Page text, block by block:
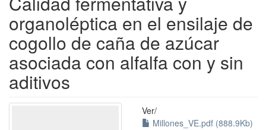
organoléptica en el ensilaje de
cogollo de caña de azúcar
asociada con alfalfa con y sin
aditivos
Ver/
Millones_VE.pdf (888.9Kb)